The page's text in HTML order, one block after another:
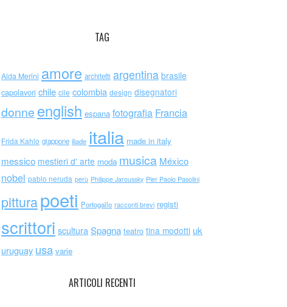
TAG
Alda Merini amore architetti argentina brasile
capolavori chile cile colombia design disegnatori
donne english espana fotografia Francia
Frida Kahlo giappone iliade italia made in italy
messico mestieri d' arte moda musica México
nobel pablo neruda perù Philippe Jaroussky Pier Paolo Pasolini
pitturapoeti Portogallo racconti brevi registi
scrittori scultura Spagna teatro tina modotti uk
uruguay usa varie
ARTICOLI RECENTI